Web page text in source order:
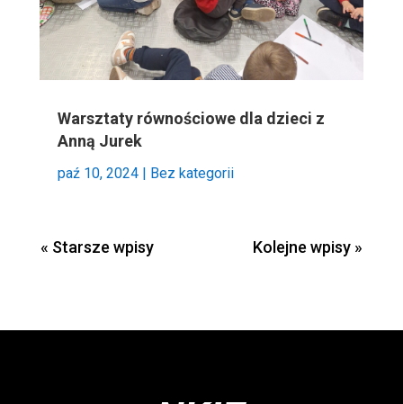
Warsztaty równościowe dla dzieci z
Anną Jurek
paź 10, 2024| Bez kategorii
« Starsze wpisy Kolejne wpisy »